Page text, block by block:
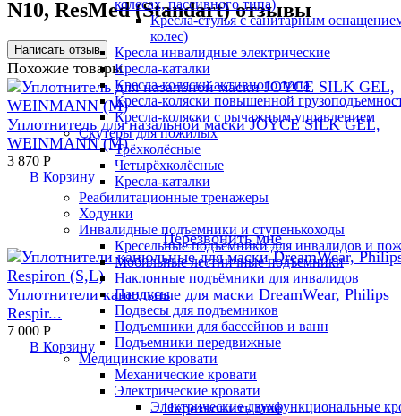
колесах, пассивного типа)
Кресла-стулья с санитарным
колес)
Кресла инвалидные электрические
Кресла-каталки
Кресла-коляски активного типа
Кресла-коляски повышенной
Кресла-коляски с рычажным управлением
Скутеры для пожилых
Трёхколёсные
Четырёхколёсные
Кресла-каталки
Реабилитационные тренажеры
Ходунки
Инвалидные подъемники и ступенькоходы
Кресельные подъёмники для инвалидов и
Мобильные лестничные подъемники
Наклонные подъёмники для инвалидов
Пандусы
Подвесы для подъемников
Подъемники для бассейнов и ванн
Подъемники передвижные
Медицинские кровати
Механические кровати
Электрические кровати
Электрические двухфункциональные
N10, ResMed (Standart) отзывы
Похожие товары
Уплотнитель для назальной маски JOYCE SILK GEL,
WEINMANN (M)
3 870 Р
В Корзину
Перезвонить мне
Уплотнители канюльные для маски DreamWear, Philips
Respir...
7 000 Р
В Корзину
Перезвонить мне